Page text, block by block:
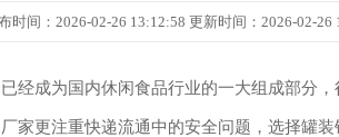
时间：2026-02-26 13:12:58 更新时间：2026-02-26
经成为国内休闲食品行业的一大组成部分
家更注重快递流通中的安全问题，选择罐装